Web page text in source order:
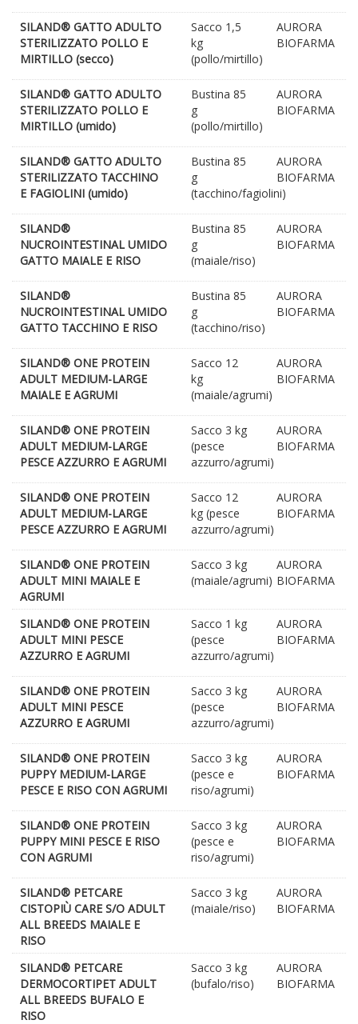
SILAND® GATTO ADULTO
STERILIZZATO POLLO E
MIRTILLO (secco)
Sacco 1,5
kg
(pollo/mirtillo)
AURORA
BIOFARMA
SILAND® GATTO ADULTO
STERILIZZATO POLLO E
MIRTILLO (umido)
Bustina 85
g
(pollo/mirtillo)
AURORA
BIOFARMA
SILAND® GATTO ADULTO
STERILIZZATO TACCHINO
E FAGIOLINI (umido)
Bustina 85
g
(tacchino/fagiolini)
AURORA
BIOFARMA
SILAND®
NUCROINTESTINAL UMIDO
GATTO MAIALE E RISO
Bustina 85
g
(maiale/riso)
AURORA
BIOFARMA
SILAND®
NUCROINTESTINAL UMIDO
GATTO TACCHINO E RISO
Bustina 85
g
(tacchino/riso)
AURORA
BIOFARMA
SILAND® ONE PROTEIN
ADULT MEDIUM-LARGE
MAIALE E AGRUMI
Sacco 12
kg
(maiale/agrumi)
AURORA
BIOFARMA
SILAND® ONE PROTEIN
ADULT MEDIUM-LARGE
PESCE AZZURRO E AGRUMI
Sacco 3 kg
(pesce
azzurro/agrumi)
AURORA
BIOFARMA
SILAND® ONE PROTEIN
ADULT MEDIUM-LARGE
PESCE AZZURRO E AGRUMI
Sacco 12
kg (pesce
azzurro/agrumi)
AURORA
BIOFARMA
SILAND® ONE PROTEIN
ADULT MINI MAIALE E
AGRUMI
Sacco 3 kg
(maiale/agrumi)
AURORA
BIOFARMA
SILAND® ONE PROTEIN
ADULT MINI PESCE
AZZURRO E AGRUMI
Sacco 1 kg
(pesce
azzurro/agrumi)
AURORA
BIOFARMA
SILAND® ONE PROTEIN
ADULT MINI PESCE
AZZURRO E AGRUMI
Sacco 3 kg
(pesce
azzurro/agrumi)
AURORA
BIOFARMA
SILAND® ONE PROTEIN
PUPPY MEDIUM-LARGE
PESCE E RISO CON AGRUMI
Sacco 3 kg
(pesce e
riso/agrumi)
AURORA
BIOFARMA
SILAND® ONE PROTEIN
PUPPY MINI PESCE E RISO
CON AGRUMI
Sacco 3 kg
(pesce e
riso/agrumi)
AURORA
BIOFARMA
SILAND® PETCARE
CISTOPIÙ CARE S/O ADULT
ALL BREEDS MAIALE E
RISO
Sacco 3 kg
(maiale/riso)
AURORA
BIOFARMA
SILAND® PETCARE
DERMOCORTIPET ADULT
ALL BREEDS BUFALO E
RISO
Sacco 3 kg
(bufalo/riso)
AURORA
BIOFARMA